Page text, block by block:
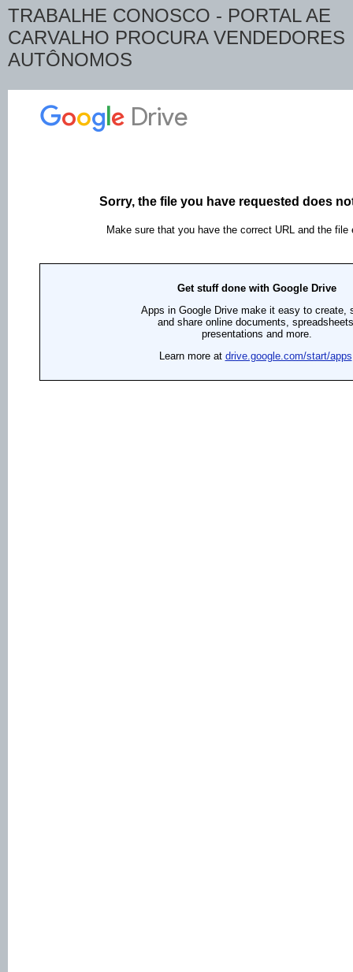
TRABALHE CONOSCO - PORTAL AE
CARVALHO PROCURA VENDEDORES
AUTÔNOMOS